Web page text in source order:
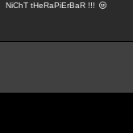
NiChT tHeRaPiErBaR !!!